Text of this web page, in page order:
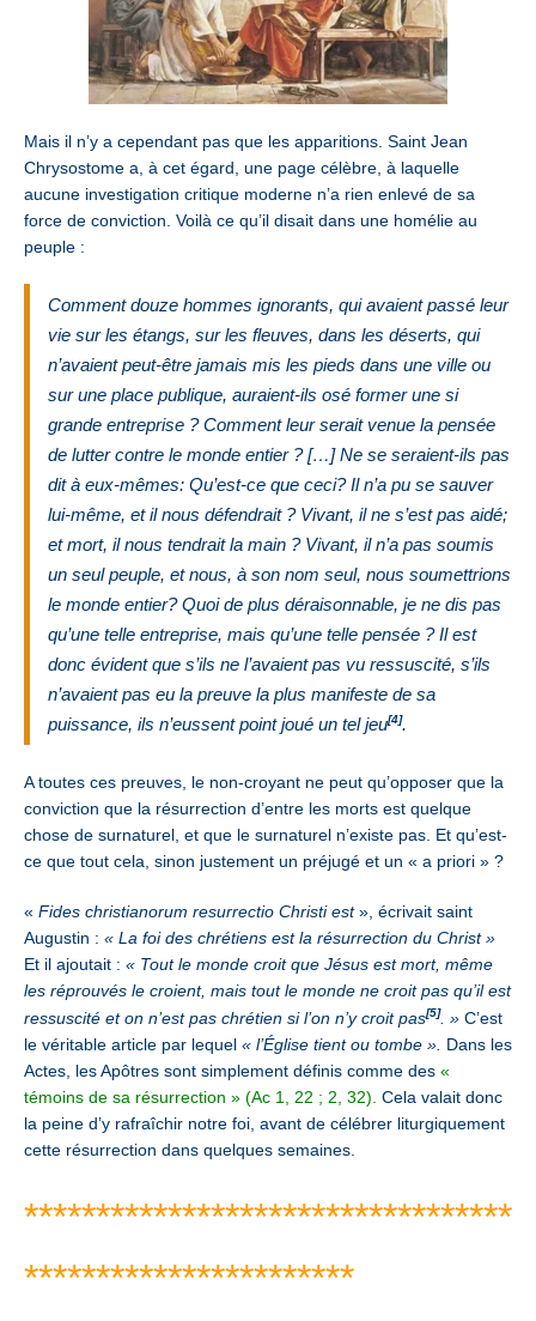
Mais il n’y a cependant pas que les apparitions. Saint Jean
Chrysostome a, à cet égard, une page célèbre, à laquelle
aucune investigation critique moderne n’a rien enlevé de sa
force de conviction. Voilà ce qu’il disait dans une homélie au
peuple :
Comment douze hommes ignorants, qui avaient passé leur
vie sur les étangs, sur les fleuves, dans les déserts, qui
n’avaient peut-être jamais mis les pieds dans une ville ou
sur une place publique, auraient-ils osé former une si
grande entreprise ? Comment leur serait venue la pensée
de lutter contre le monde entier ? […] Ne se seraient-ils pas
dit à eux-mêmes: Qu’est-ce que ceci? Il n’a pu se sauver
lui-même, et il nous défendrait ? Vivant, il ne s’est pas aidé;
et mort, il nous tendrait la main ? Vivant, il n’a pas soumis
un seul peuple, et nous, à son nom seul, nous soumettrions
le monde entier? Quoi de plus déraisonnable, je ne dis pas
qu’une telle entreprise, mais qu’une telle pensée ? Il est
donc évident que s’ils ne l’avaient pas vu ressuscité, s’ils
n’avaient pas eu la preuve la plus manifeste de sa
puissance, ils n’eussent point joué un tel jeu[4].
A toutes ces preuves, le non-croyant ne peut qu’opposer que la
conviction que la résurrection d’entre les morts est quelque
chose de surnaturel, et que le surnaturel n’existe pas. Et qu’est-
ce que tout cela, sinon justement un préjugé et un « a priori » ?
« Fides christianorum resurrectio Christi est», écrivait saint
Augustin : « La foi des chrétiens est la résurrection du Christ »
Et il ajoutait : « Tout le monde croit que Jésus est mort, même
les réprouvés le croient, mais tout le monde ne croit pas qu’il est
ressuscité et on n’est pas chrétien si l’on n’y croit pas[5]. » C’est
le véritable article par lequel « l’Église tient ou tombe ». Dans les
Actes, les Apôtres sont simplement définis comme des «
témoins de sa résurrection » (Ac 1, 22 ; 2, 32). Cela valait donc
la peine d’y rafraîchir notre foi, avant de célébrer liturgiquement
cette résurrection dans quelques semaines.
**********************************
***********************